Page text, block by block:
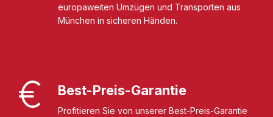
europaweiten Umzügen und Transporten aus
München in sicheren Händen.
Best-Preis-Garantie
Profitieren Sie von unserer Best-Preis-Garantie